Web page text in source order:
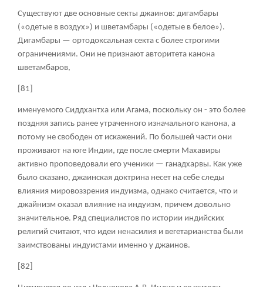
Существуют две основные секты джаинов: дигамбары
(«одетые в воздух») и шветамбары («одетые в белое»).
Дигамбары — ортодоксальная секта с более строгими
ограничениями. Они не признают авторитета канона
шветамбаров,
[81]
именуемого Сиддхантха или Агама, поскольку он - это более
поздняя запись ранее утраченного изначального канона, а
потому не свободен от искажений. По большей части они
проживают на юге Индии, где после смерти Махавиры
активно проповедовали его ученики — ганадхарвы. Как уже
было сказано, джаинская доктрина несет на себе следы
влияния мировоззрения индуизма, однако считается, что и
джайнизм оказал влияние на индуизм, причем довольно
значительное. Ряд специалистов по истории индийских
религий считают, что идеи ненасилия и вегетарианства были
заимствованы индуистами именно у джаинов.
[82]